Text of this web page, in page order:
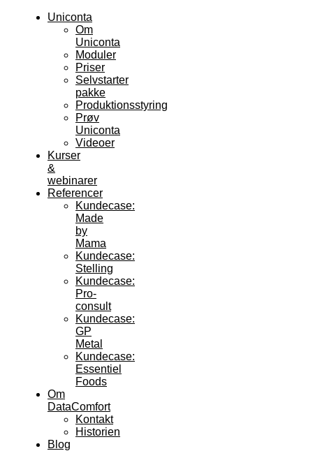
Uniconta
Om
Uniconta
Moduler
Priser
Selvstarter
pakke
Produktionsstyring
Prøv
Uniconta
Videoer
Kurser
&
webinarer
Referencer
Kundecase:
Made
by
Mama
Kundecase:
Stelling
Kundecase:
Pro-
consult
Kundecase:
GP
Metal
Kundecase:
Essentiel
Foods
Om
DataComfort
Kontakt
Historien
Blog